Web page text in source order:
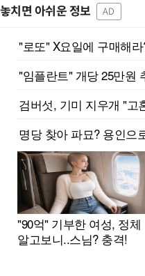
놓치면 아쉬운 정보 AD